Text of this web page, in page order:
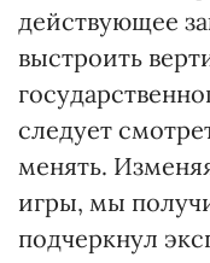
действующее
выстроить
следует
менять.
игры, мы
подчеркнул